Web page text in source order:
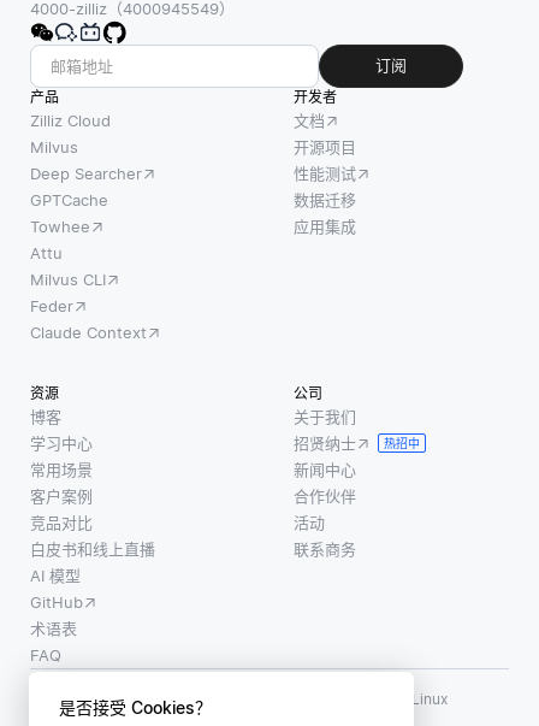
是否接受 Cookies？
4000-zilliz（4000945549）
订阅
产品
Zilliz Cloud
Milvus
Deep Searcher
GPTCache
Towhee
Attu
Milvus CLI
Feder
Claude Context
开发者
文档
开源项目
性能测试
数据迁移
应用集成
资源
博客
学习中心
常用场景
客户案例
竞品对比
白皮书和线上直播
AI 模型
GitHub
术语表
FAQ
公司
关于我们
招贤纳士
热招中
新闻中心
合作伙伴
活动
联系商务
使用条款
LF AI、LF AI & Data、Milvus，以及相关的开源项目名称为 Linux
Foundation 所有商标